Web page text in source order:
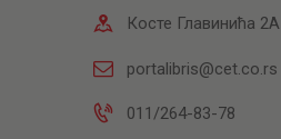
Косте Главинића 2А
portalibris@cet.co.rs
011/264-83-78